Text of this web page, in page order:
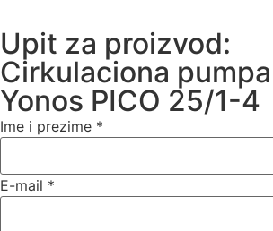
Upit za proizvod:
Cirkulaciona
Yonos PICO 25/1-4
Ime i prezime *
E-mail *